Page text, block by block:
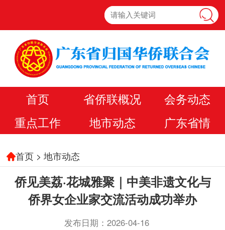
首页 省侨联概况
会务动态
重点工作
地市动态 广东省情
首页 >地市动态
侨见美荔·花城雅聚｜中美非遗文化与
侨界女企业家交流活动成功举办
发布日期：2026-04-16